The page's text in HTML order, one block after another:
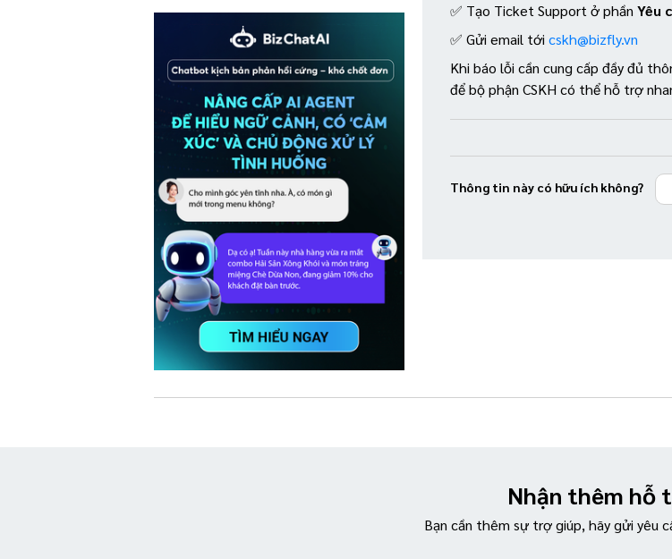
✅ Tạo Ticket Support ở phần Yêu
✅ Gửi email tới cskh@bizfly.vn
Khi báo lỗi cần cung cấp đầy đủ
để bộ phận CSKH có thể hỗ trợ
Thông tin này có hữu ích không?
Nhận thêm hỗ
Bạn cần thêm sự trợ giúp, hãy gửi yêu